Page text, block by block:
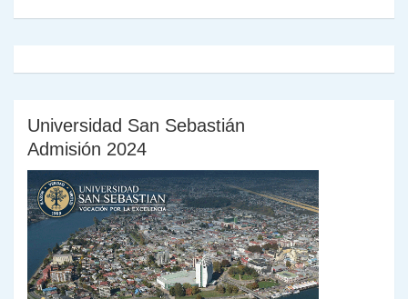
Universidad San Sebastián
Admisión 2024